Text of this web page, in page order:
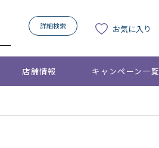
詳細検索 お気に入り
店舗情報 キャンペーン一覧